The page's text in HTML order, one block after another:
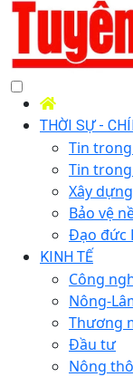
THỜI SỰ -
Tin
Tin
Xây
Bảo vệ
Đạo đức
KINH TẾ
Công
Nông-
Thương
Đầu tư
Nông